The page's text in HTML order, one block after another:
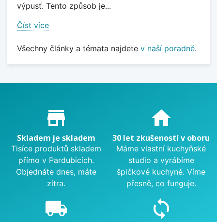
výpusť. Tento způsob je...
Číst více
Všechny články a témata najdete v naší poradně.
Proč nakupovat u nás?
store_mall_directory
Skladem je skladem
Tisíce produktů skladem
přímo v Pardubicích.
Objednáte dnes, máte
zítra.
home
30 let zkušeností v oboru
Máme vlastní kuchyňské
studio a vyrábíme
špičkové kuchyně. Víme
přesně, co funguje.
local_shipping sync